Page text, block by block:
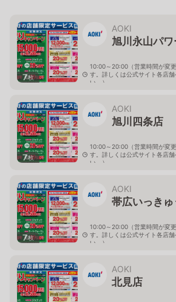
7枚
AOKI
旭川永山パ
10:00～20:00（営業時間が変
す。詳しくは公式サイト各店
い。）
7枚
AOKI
旭川四条店
10:00～20:00（営業時間が変
す。詳しくは公式サイト各店
い。）
7枚
AOKI
帯広いっきゅ
10:00～20:00（営業時間が変
す。詳しくは公式サイト各店
い。）
AOKI
北見店